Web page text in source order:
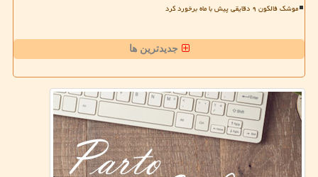
موشک فالکون ۹ دقایقی پیش با ماه برخورد کرد
جدیدترین ها